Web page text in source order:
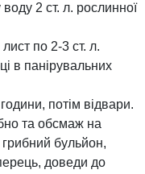
2 ст. л. рослинної
по 2-3 ст. л.
в панірувальних
потім відвари.
та обсмаж на
бульйон,
доведи до